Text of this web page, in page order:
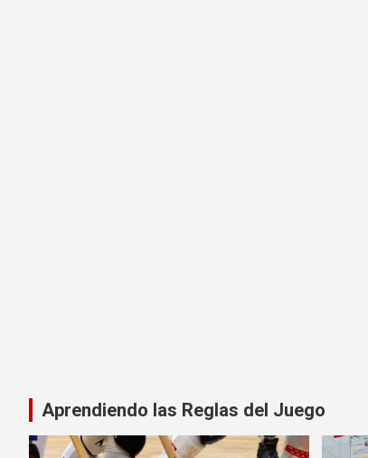
Aprendiendo las Reglas del Juego